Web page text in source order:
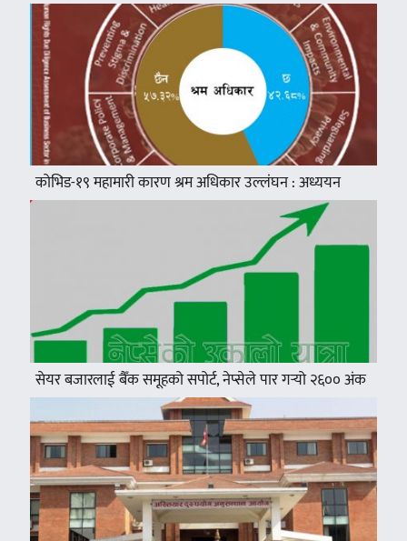
कोभिड-१९ महामारी कारण श्रम अधिकार उल्लंघन : अध्ययन
सेयर बजारलाई बैँक समूहको सपोर्ट, नेप्सेले पार गर्‍यो २६०० अंक